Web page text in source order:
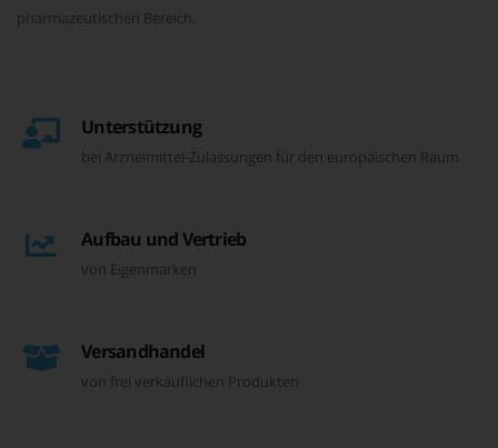
pharmazeutischen Bereich.
Unterstützung
bei Arzneimittel-Zulassungen für den europäischen Raum
Aufbau und Vertrieb
von Eigenmarken
Versandhandel
von frei verkäuflichen Produkten